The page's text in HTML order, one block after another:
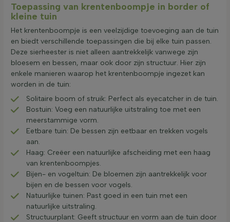
Toepassing van krentenboompje in border of
kleine tuin
Het krentenboompje is een veelzijdige toevoeging aan de tuin
en biedt verschillende toepassingen die bij elke tuin passen.
Deze sierheester is niet alleen aantrekkelijk vanwege zijn
bloesem en bessen, maar ook door zijn structuur. Hier zijn
enkele manieren waarop het krentenboompje ingezet kan
worden in de tuin:
Solitaire boom of struik: Perfect als eyecatcher in de tuin.
Bostuin: Voeg een natuurlijke uitstraling toe met een
meerstammige vorm.
Eetbare tuin: De bessen zijn eetbaar en trekken vogels
aan.
Haag: Creëer een natuurlijke afscheiding met een haag
van krentenboompjes.
Bijen- en vogeltuin: De bloemen zijn aantrekkelijk voor
bijen en de bessen voor vogels.
Natuurlijke tuinen: Past goed in een tuin met een
natuurlijke uitstraling.
Structuurplant: Geeft structuur en vorm aan de tuin door